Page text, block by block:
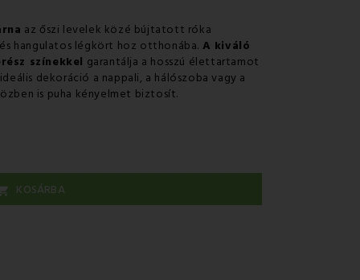
az őszi levelek közé bújtatott róka
hangulatos légkört hoz otthonába. A kiváló
színekkel garantálja a hosszú élettartamot
dekoráció a nappali, a hálószoba vagy a
is puha kényelmet biztosít.
KOSÁRBA